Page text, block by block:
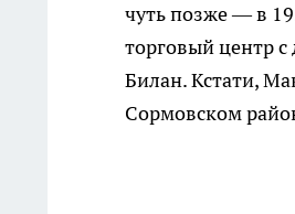
чуть позже — в
торговый центр
Билан. Кстати,
Сормовском